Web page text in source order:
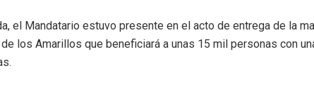
el Mandatario estuvo presente en el acto de entrega de la
los Amarillos que beneficiará a unas 15 mil personas con